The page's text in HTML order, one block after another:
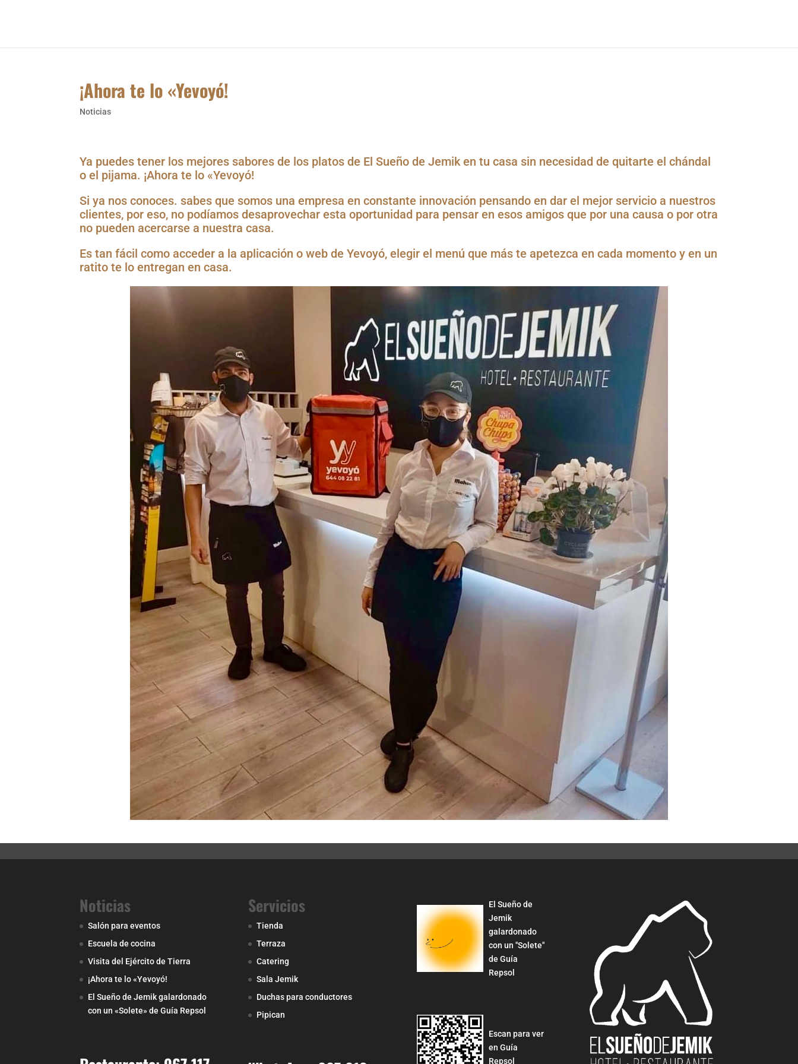
¡Ahora te lo «Yevoyó!
Noticias
Ya puedes tener los mejores sabores de los platos de El Sueño de Jemik en tu casa sin necesidad de quitarte el chándal
o el pijama. ¡Ahora te lo «Yevoyó!
Si ya nos conoces. sabes que somos una empresa en constante innovación pensando en dar el mejor servicio a nuestros
clientes, por eso, no podíamos desaprovechar esta oportunidad para pensar en esos amigos que por una causa o por otra
no pueden acercarse a nuestra casa.
Es tan fácil como acceder a la aplicación o web de Yevoyó, elegir el menú que más te apetezca en cada momento y en un
ratito te lo entregan en casa.
Noticias
Salón para eventos
Escuela de cocina
Visita del Ejército de Tierra
¡Ahora te lo «Yevoyó!
El Sueño de Jemik galardonado
con un «Solete» de Guía Repsol
Servicios
Tienda
Terraza
Catering
Sala Jemik
Duchas para conductores
Pipican
El Sueño de
Jemik
galardonado
con un "Solete"
de Guía
Repsol
Escan para ver
en Guía
Repsol